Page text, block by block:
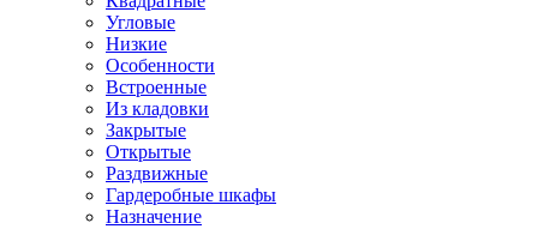
Угловые
Низкие
Особенности
Встроенные
Из кладовки
Закрытые
Открытые
Раздвижные
Гардеробные шкафы
Назначение